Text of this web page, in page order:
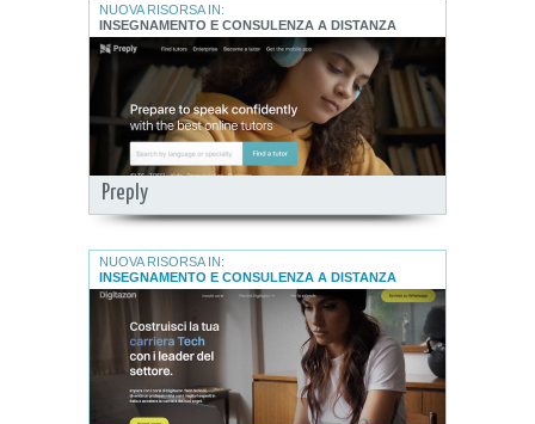
Preply
NUOVA RISORSA IN:
INSEGNAMENTO E CONSULENZA A DISTANZA
NUOVA RISORSA IN:
INSEGNAMENTO E CONSULENZA A DISTANZA